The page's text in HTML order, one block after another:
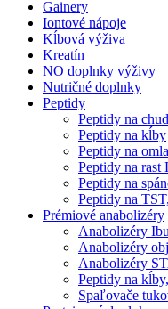
Gainery
Iontové nápoje
Kĺbová výživa
Kreatín
NO doplnky výživy
Nutričné doplnky
Peptidy
Peptidy na
Peptidy na kĺby
Peptidy na
Peptidy na rast
Peptidy na
Peptidy na
Prémiové anabolizéry
Anabolizéry
Anabolizéry
Anabolizéry
Peptidy na
Spaľovače